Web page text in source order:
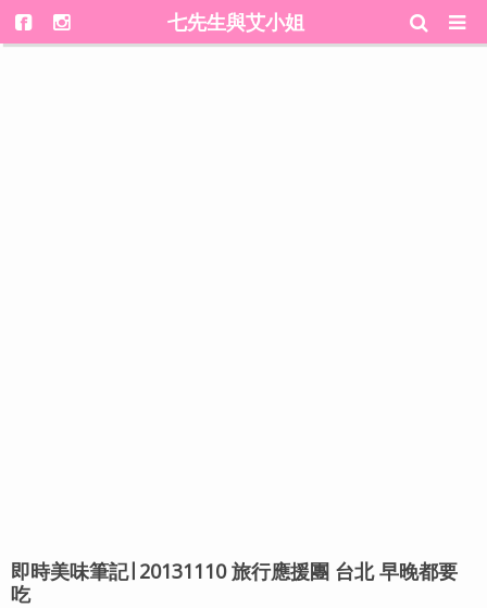
七先生與艾小姐
即時美味筆記∣ 20131110 旅行應援團 台北 早晚都要
吃